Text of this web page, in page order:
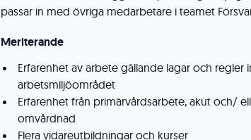
passar in med övriga medarbetare i teamet
Meriterande
Erfarenhet av arbete gällande lagar och regler
arbetsmiljöområdet
Erfarenhet från primärvårdsarbete, akut och/
omvårdnad
Flera vidareutbildningar och kurser